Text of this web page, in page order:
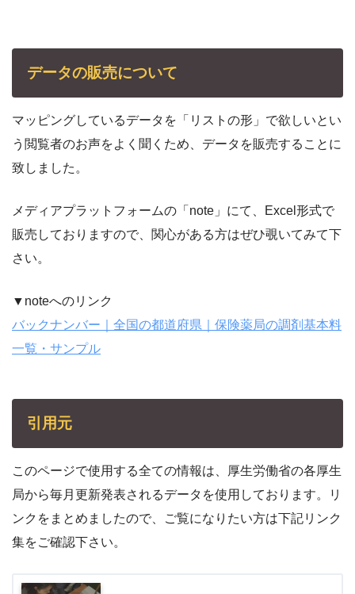
データの販売について
マッピングしているデータを「リストの形」で欲しいとい
う閲覧者のお声をよく聞くため、データを販売することに
致しました。
メディアプラットフォームの「note」にて、Excel形式で
販売しておりますので、関心がある方はぜひ覗いてみて下
さい。
▼noteへのリンク
バックナンバー｜全国の都道府県｜保険薬局の調剤基本料
一覧・サンプル
引用元
このページで使用する全ての情報は、厚生労働省の各厚生
局から毎月更新発表されるデータを使用しております。リ
ンクをまとめましたので、ご覧になりたい方は下記リンク
集をご確認下さい。